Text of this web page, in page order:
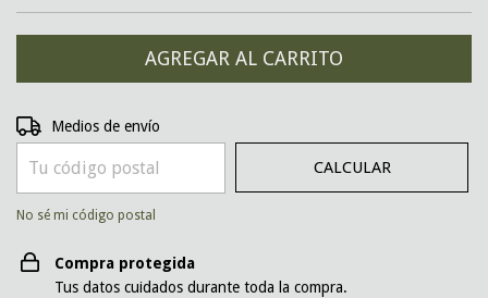
Entregas para el CP:
Medios de envío
CALCULAR
No sé mi código postal
Compra protegida
Tus datos cuidados durante toda la compra.